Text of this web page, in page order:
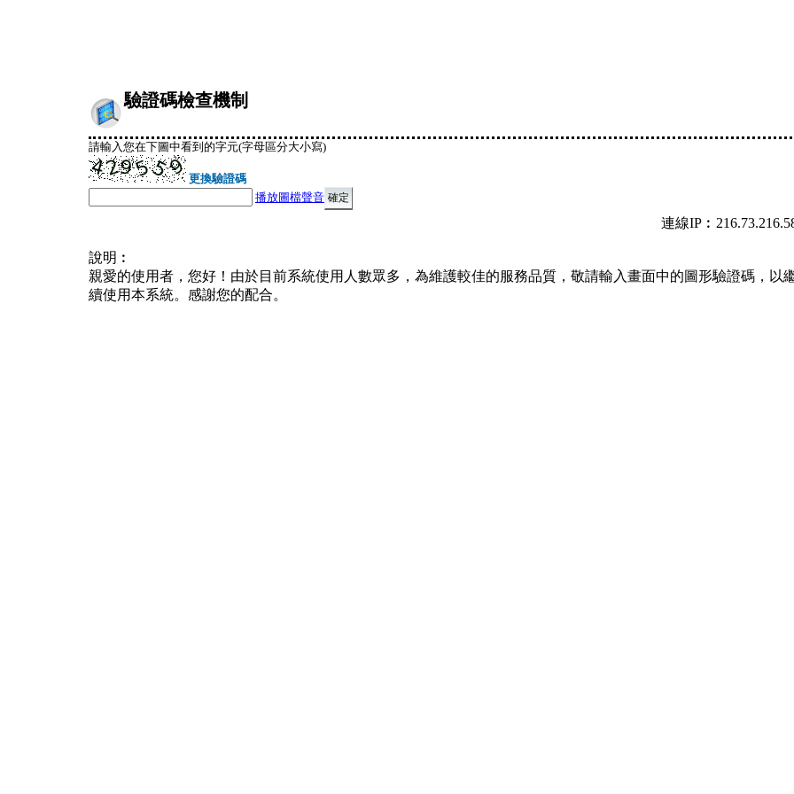
驗證碼檢查機制
請輸入您在下圖中看到的字元(字母區分大小寫)
更換驗證碼
播放圖檔聲音
連線
說明︰
親愛的使用者，您好！由於目前系統使用人數眾多，為維護較佳的服務品質，敬請輸入畫面中的圖形驗證碼，以
續使用本系統。感謝您的配合。